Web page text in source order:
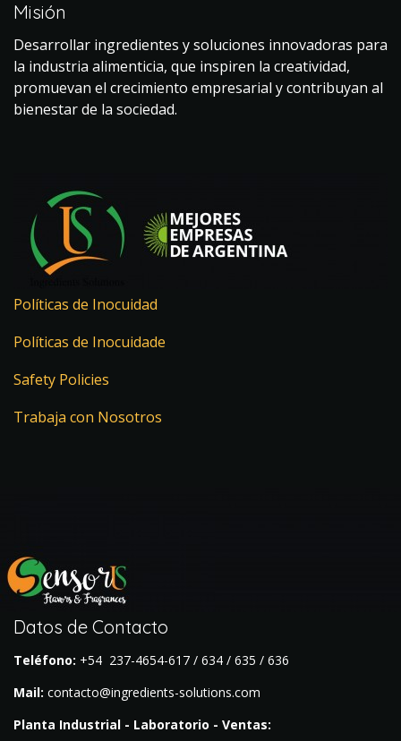
Misión
Desarrollar ingredientes y soluciones innovadoras para
la industria alimenticia, que inspiren la creatividad,
promuevan el crecimiento empresarial y contribuyan al
bienestar de la sociedad.
Políticas de Inocuidad
Políticas de Inocuidade
Safety Policies
Trabaja con Nosotros
Datos de Contacto
Teléfono: +54 237-4654-617 / 634 / 635 / 636
Mail: contacto@ingredients-solutions.com
Planta Industrial - Laboratorio - Ventas: